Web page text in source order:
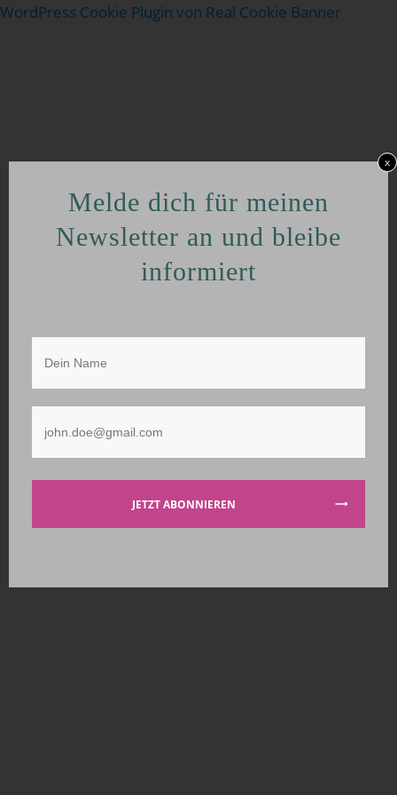
Melde dich für meinen
Newsletter an und bleibe
informiert
JETZT ABONNIEREN
x
WordPress Cookie Plugin von Real Cookie Banner